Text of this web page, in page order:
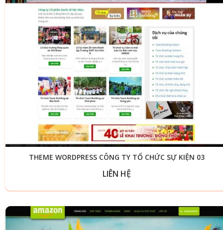
THEME WORDPRESS CÔNG TY TỔ CHỨC SỰ KIỆN 03
LIÊN HỆ